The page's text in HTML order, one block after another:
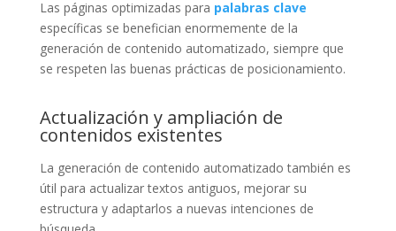
Las páginas optimizadas para palabras clave
específicas se benefician enormemente de la
generación de contenido automatizado, siempre que
se respeten las buenas prácticas de posicionamiento.
Actualización y ampliación de
contenidos existentes
La generación de contenido automatizado también es
útil para actualizar textos antiguos, mejorar su
estructura y adaptarlos a nuevas intenciones de